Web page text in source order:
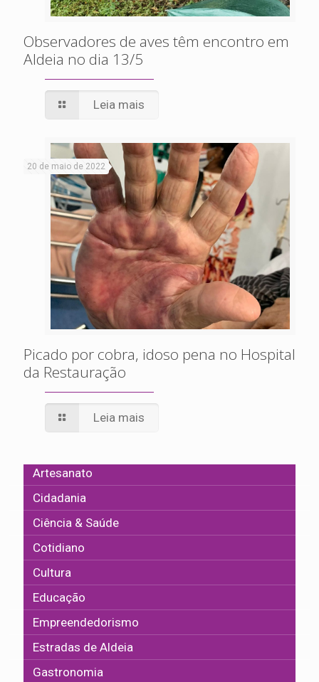
Observadores de aves têm encontro em
Aldeia no dia 13/5
Leia mais
20 de maio de 2022
Picado por cobra, idoso pena no Hospital
da Restauração
Leia mais
Artesanato
Cidadania
Ciência & Saúde
Cotidiano
Cultura
Educação
Empreendedorismo
Estradas de Aldeia
Gastronomia